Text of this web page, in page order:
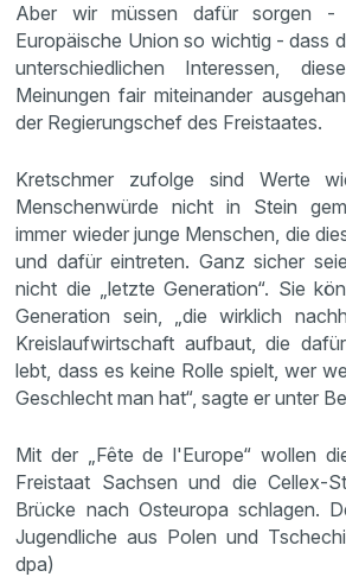
Aber wir müssen dafür sorgen
Europäische Union so wichtig - dass
unterschiedlichen Interessen,
Meinungen fair miteinander
der Regierungschef des Freistaates.
Kretschmer zufolge sind Werte
Menschenwürde nicht in Stein
immer wieder junge Menschen, die
und dafür eintreten. Ganz sicher
nicht die „letzte Generation“. Sie
Generation sein, „die wirklich
Kreislaufwirtschaft aufbaut, die
lebt, dass es keine Rolle spielt, wer
Geschlecht man hat“, sagte er unter
Mit der „Fête de l'Europe“ wollen
Freistaat Sachsen und die Cellex-
Brücke nach Osteuropa schlagen.
Jugendliche aus Polen und
dpa)